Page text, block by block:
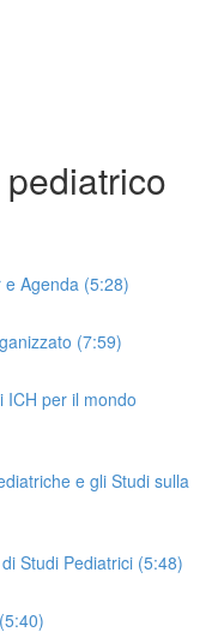
Agenda (5:28)
(7:59)
ICH per il mondo
e gli Studi sulla
Studi Pediatrici (5:48)